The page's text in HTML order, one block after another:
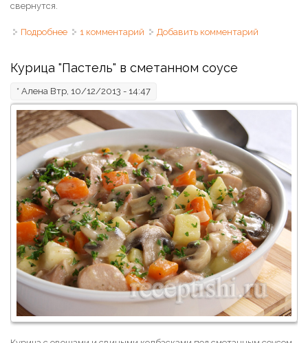
свернутся.
Подробнее о Гречка с грибным соусом
1 комментарий Добавить комментарий
Курица "Пастель" в сметанном соусе
* Алена Втр, 10/12/2013 - 14:47